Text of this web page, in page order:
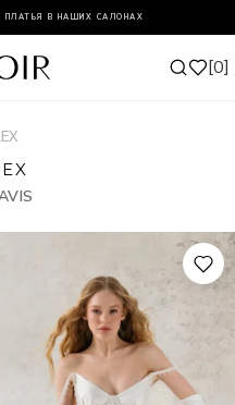
ПЛАТЬЯ В НАШИХ САЛОНАХ
0